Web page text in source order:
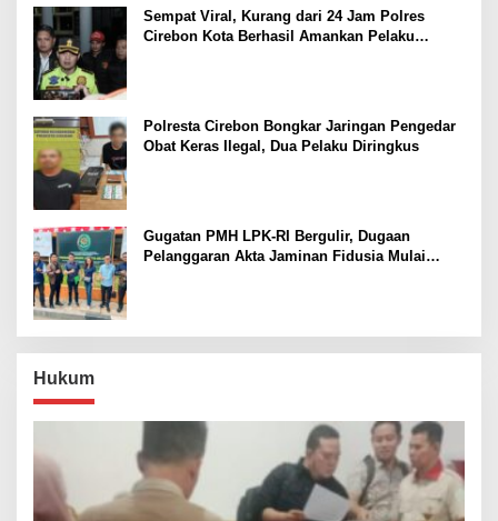
Sempat Viral, Kurang dari 24 Jam Polres
Cirebon Kota Berhasil Amankan Pelaku
Polresta Cirebon Bongkar Jaringan Pengedar
Obat Keras Ilegal, Dua Pelaku Diringkus
Gugatan PMH LPK-RI Bergulir, Dugaan
Pelanggaran Akta Jaminan Fidusia Mulai
Hukum